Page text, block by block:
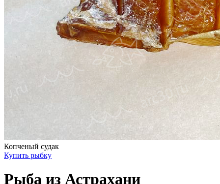
Копченый судак
Купить рыбку
Рыба из Астрахани